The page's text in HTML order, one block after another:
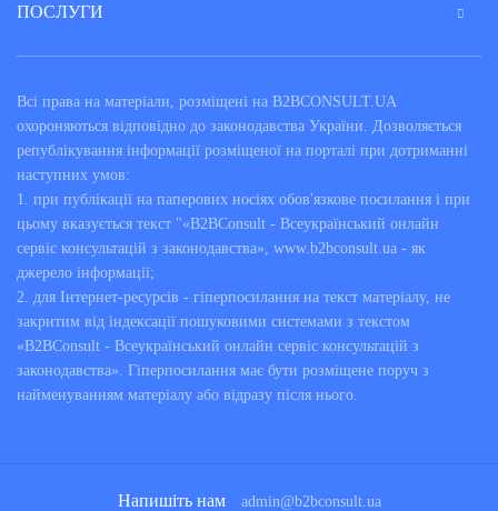
ПОСЛУГИ
Всі права на матеріали, розміщені на B2BCONSULT.UA
охороняються відповідно до законодавства України. Дозволяється
републікування інформації розміщеної на порталі при дотриманні
наступних умов:
1. при публікації на паперових носіях обов'язкове посилання і при
цьому вказується текст "«B2BConsult - Всеукраїнський онлайн
сервіс консультацій з законодавства», www.b2bconsult.ua - як
джерело інформації;
2. для Інтернет-ресурсів - гіперпосилання на текст матеріалу, не
закритим від індексації пошуковими системами з текстом
«B2BConsult - Всеукраїнський онлайн сервіс консультацій з
законодавства». Гіперпосилання має бути розміщене поруч з
найменуванням матеріалу або відразу після нього.
Напишіть нам admin@b2bconsult.ua